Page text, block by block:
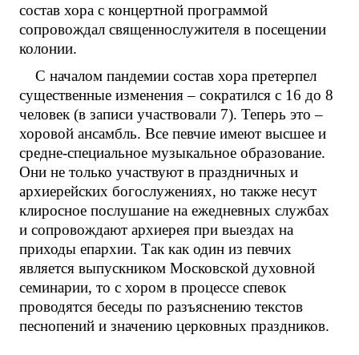
состав хора с концертной программой
сопровождал священнослужителя в посещении
колонии.
С началом пандемии состав хора претерпел
существенные изменения – сократился с 16 до 8
человек (в записи участвовали 7). Теперь это –
хоровой ансамбль. Все певчие имеют высшее и
средне-специальное музыкальное образование.
Они не только участвуют в праздничных и
архиерейских богослужениях, но также несут
клиросное послушание на ежедневных службах
и сопровождают архиерея при выездах на
приходы епархии. Так как один из певчих
является выпускником Московской духовной
семинарии, то с хором в процессе спевок
проводятся беседы по разъяснению текстов
песнопений и значению церковных праздников.